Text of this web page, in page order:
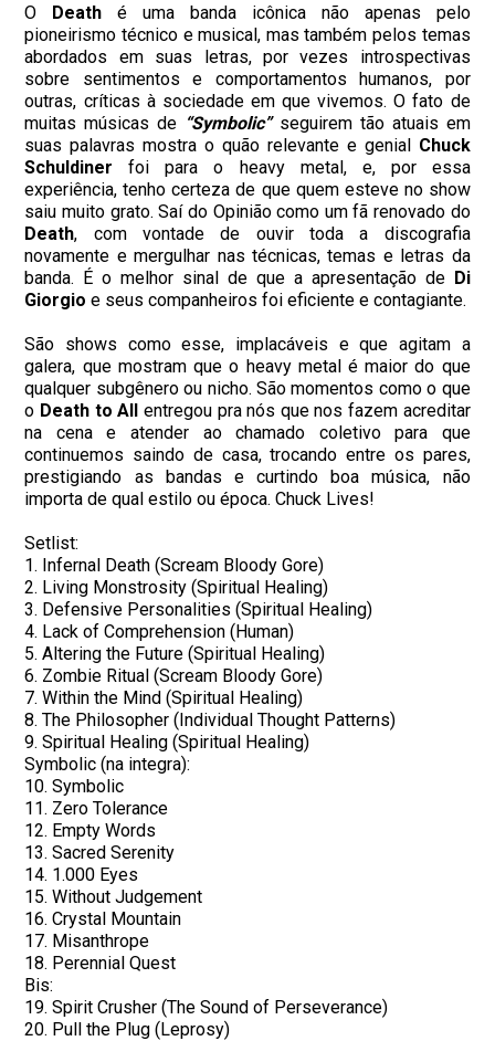
O Death é uma banda icônica não apenas pelo
pioneirismo técnico e musical, mas também pelos temas
abordados em suas letras, por vezes introspectivas
sobre sentimentos e comportamentos humanos, por
outras, críticas à sociedade em que vivemos. O fato de
muitas músicas de “Symbolic”seguirem tão atuais em
suas palavras mostra o quão relevante e genial Chuck
Schuldiner foi para o heavy metal, e, por essa
experiência, tenho certeza de que quem esteve no show
saiu muito grato. Saí do Opinião como um fã renovado do
Death, com vontade de ouvir toda a discografia
novamente e mergulhar nas técnicas, temas e letras da
banda. É o melhor sinal de que a apresentação de Di
Giorgio e seus companheiros foi eficiente e contagiante.
São shows como esse, implacáveis e que agitam a
galera, que mostram que o heavy metal é maior do que
qualquer subgênero ou nicho. São momentos como o que
o Death to All entregou pra nós que nos fazem acreditar
na cena e atender ao chamado coletivo para que
continuemos saindo de casa, trocando entre os pares,
prestigiando as bandas e curtindo boa música, não
importa de qual estilo ou época. Chuck Lives!
Setlist:
1. Infernal Death (Scream Bloody Gore)
2. Living Monstrosity (Spiritual Healing)
3. Defensive Personalities (Spiritual Healing)
4. Lack of Comprehension (Human)
5. Altering the Future (Spiritual Healing)
6. Zombie Ritual (Scream Bloody Gore)
7. Within the Mind (Spiritual Healing)
8. The Philosopher (Individual Thought Patterns)
9. Spiritual Healing (Spiritual Healing)
Symbolic (na integra):
10. Symbolic
11. Zero Tolerance
12. Empty Words
13. Sacred Serenity
14. 1.000 Eyes
15. Without Judgement
16. Crystal Mountain
17. Misanthrope
18. Perennial Quest
Bis:
19. Spirit Crusher (The Sound of Perseverance)
20. Pull the Plug (Leprosy)